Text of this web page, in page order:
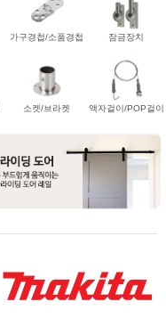
가구경첩/소품경첩 잠금장치
소켓/브라켓 액자걸이/POP걸이